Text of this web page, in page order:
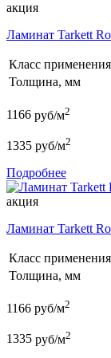
акция
Ламинат Tarkett
Класс применения
Толщина, мм
1166 руб/м2
1335 руб/м2
Подробнее
акция
Ламинат Tarkett
Класс применения
Толщина, мм
1166 руб/м2
1335 руб/м2